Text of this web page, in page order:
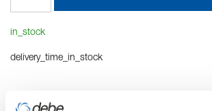
in_stock
delivery_time_in_stock